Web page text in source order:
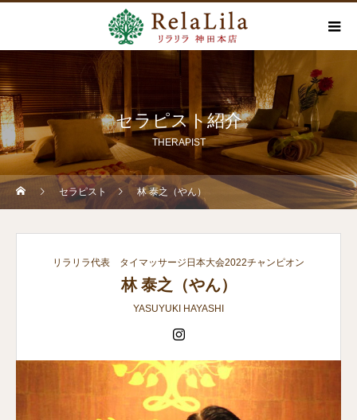
セラピスト紹介
THERAPIST
セラピスト 林 泰之（やん）
リラリラ代表 タイマッサージ日本大会2022チャンピオン
林 泰之（やん）
YASUYUKI HAYASHI